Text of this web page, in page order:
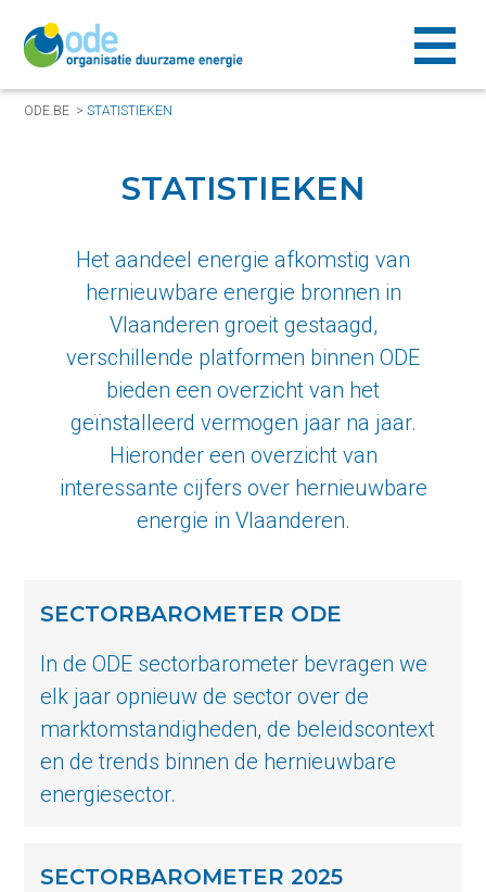
ODE.BE >STATISTIEKEN
STATISTIEKEN
Het aandeel energie afkomstig van
hernieuwbare energie bronnen in
Vlaanderen groeit gestaagd,
verschillende platformen binnen ODE
bieden een overzicht van het
geïnstalleerd vermogen jaar na jaar.
Hieronder een overzicht van
interessante cijfers over hernieuwbare
energie in Vlaanderen.
SECTORBAROMETER ODE
In de ODE sectorbarometer bevragen we
elk jaar opnieuw de sector over de
marktomstandigheden, de beleidscontext
en de trends binnen de hernieuwbare
energiesector.
SECTORBAROMETER 2025